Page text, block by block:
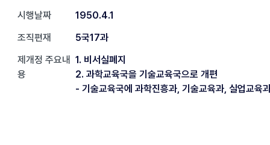
시행날짜
1950.4.1
조직편재
5국17과
제개정 주요내
용
1. 비서실폐지
2. 과학교육국을 기술교육국으로 개편
- 기술교육국에 과학진흥과, 기술교육과, 실업교육